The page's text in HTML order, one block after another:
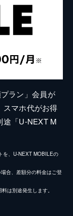
ラン」会員が
スマホ代がお得
途「U-NEXT M
を、U-NEXT MOBILEの
合、差額分の料金はご登
は別途発生します。